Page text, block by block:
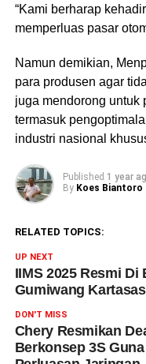
“Kami berharap
memperluas pasar
Namun demikian,
para produsen agar
juga mendorong untuk
termasuk
industri nasional
Published 1 year
By Koes Biantoro
RELATED TOPICS:
UP NEXT
IIMS 2025 Resmi
Gumiwang
DON'T MISS
Chery Resmikan
Berkonsep 3S